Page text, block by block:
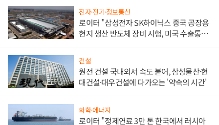
전자·전기·정보통신
로이터 "삼성전자 SK하이닉스 중국 공장용
현지 생산 반도체 장비 시험, 미국 수출통제
건설
원전 건설 국내외서 속도 붙어, 삼성물산·현
대건설·대우건설에 다가오는 '약속의 시간'
화학·에너지
로이터 "정제연료 3만 톤 한국에서 러시아